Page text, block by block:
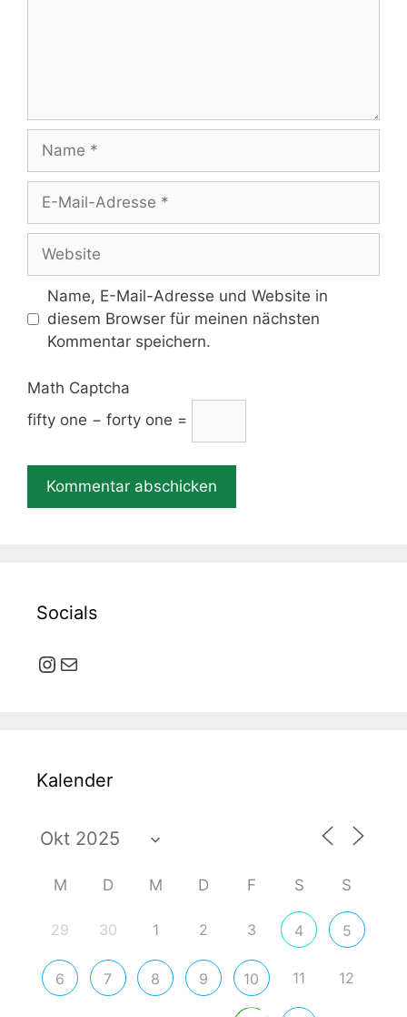
Name
Adresse
Website
Name, E-Mail-Adresse und Website in
diesem Browser für meinen nächsten
Kommentar speichern.
Math Captcha
fifty one − forty one =
Socials
Instagram
E-Mail
Kalender
M D M D F S S
29 30 1 2 3 4 5
6 7 8 9 10 11 12